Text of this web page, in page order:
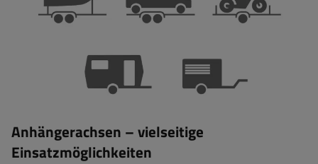
Anhängerachsen – vielseitige
Einsatzmöglichkeiten